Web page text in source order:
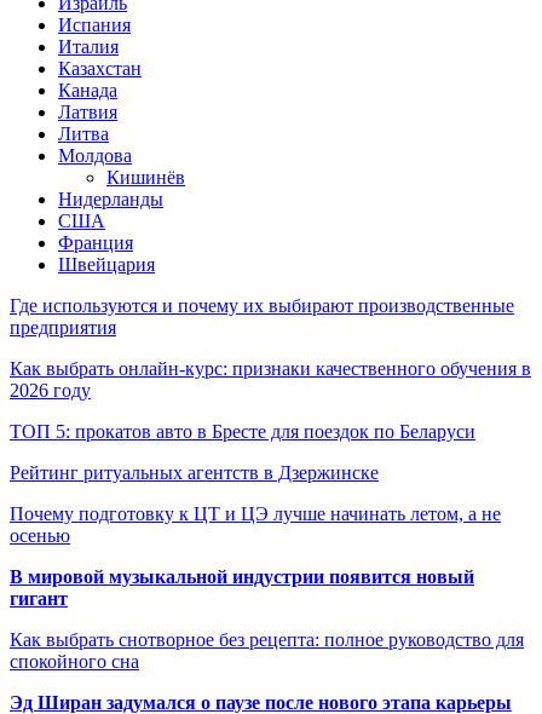
Испания
Италия
Казахстан
Канада
Латвия
Литва
Молдова
Кишинёв
Нидерланды
США
Франция
Швейцария
Где используются и почему их выбирают производственные
предприятия
Как выбрать онлайн-курс: признаки качественного обучения в
2026 году
ТОП 5: прокатов авто в Бресте для поездок по Беларуси
Рейтинг ритуальных агентств в Дзержинске
Почему подготовку к ЦТ и ЦЭ лучше начинать летом, а не
осенью
В мировой музыкальной индустрии появится новый
гигант
Как выбрать снотворное без рецепта: полное руководство для
спокойного сна
Эд Ширан задумался о паузе после нового этапа карьеры